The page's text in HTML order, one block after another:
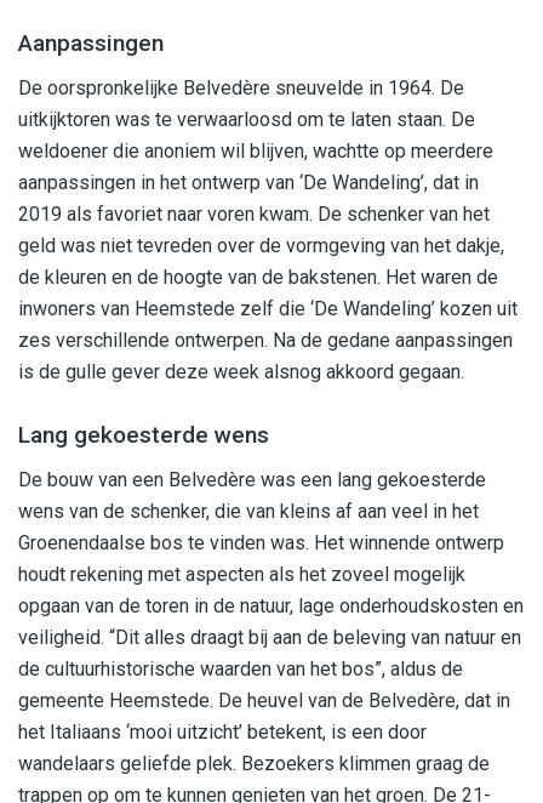
Aanpassingen
De oorspronkelijke Belvedère sneuvelde in 1964. De
uitkijktoren was te verwaarloosd om te laten staan. De
weldoener die anoniem wil blijven, wachtte op meerdere
aanpassingen in het ontwerp van ‘De Wandeling’, dat in
2019 als favoriet naar voren kwam. De schenker van het
geld was niet tevreden over de vormgeving van het dakje,
de kleuren en de hoogte van de bakstenen. Het waren de
inwoners van Heemstede zelf die ‘De Wandeling’ kozen uit
zes verschillende ontwerpen. Na de gedane aanpassingen
is de gulle gever deze week alsnog akkoord gegaan.
Lang gekoesterde wens
De bouw van een Belvedère was een lang gekoesterde
wens van de schenker, die van kleins af aan veel in het
Groenendaalse bos te vinden was. Het winnende ontwerp
houdt rekening met aspecten als het zoveel mogelijk
opgaan van de toren in de natuur, lage onderhoudskosten en
veiligheid. “Dit alles draagt bij aan de beleving van natuur en
de cultuurhistorische waarden van het bos”, aldus de
gemeente Heemstede. De heuvel van de Belvedère, dat in
het Italiaans ‘mooi uitzicht’ betekent, is een door
wandelaars geliefde plek. Bezoekers klimmen graag de
trappen op om te kunnen genieten van het groen. De 21-